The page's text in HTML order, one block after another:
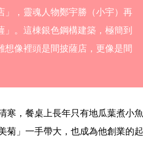
，靈魂人物鄭宇勝（小宇）再
」。這棟銀色鋼構建築，極簡到
像裡頭是間披薩店，更像是間
寒，餐桌上長年只有地瓜葉煮小魚
菊」一手帶大，也成為他創業的起